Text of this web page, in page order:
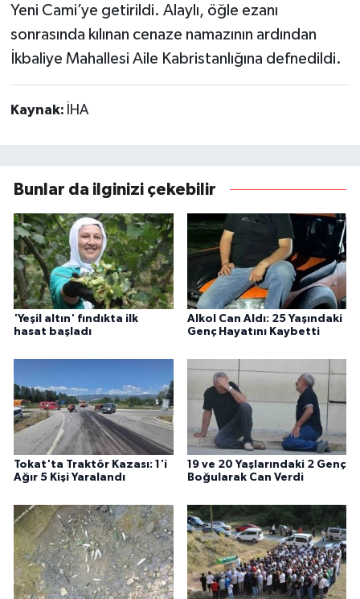
Yeni Cami’ye getirildi. Alaylı, öğle ezanı
sonrasında kılınan cenaze namazının ardından
İkbaliye Mahallesi Aile Kabristanlığına defnedildi.
Kaynak: İHA
Bunlar da ilginizi çekebilir
'Yeşil altın' fındıkta ilk
hasat başladı
Alkol Can Aldı: 25 Yaşındaki
Genç Hayatını Kaybetti
Tokat'ta Traktör Kazası: 1'i
Ağır 5 Kişi Yaralandı
19 ve 20 Yaşlarındaki 2 Genç
Boğularak Can Verdi